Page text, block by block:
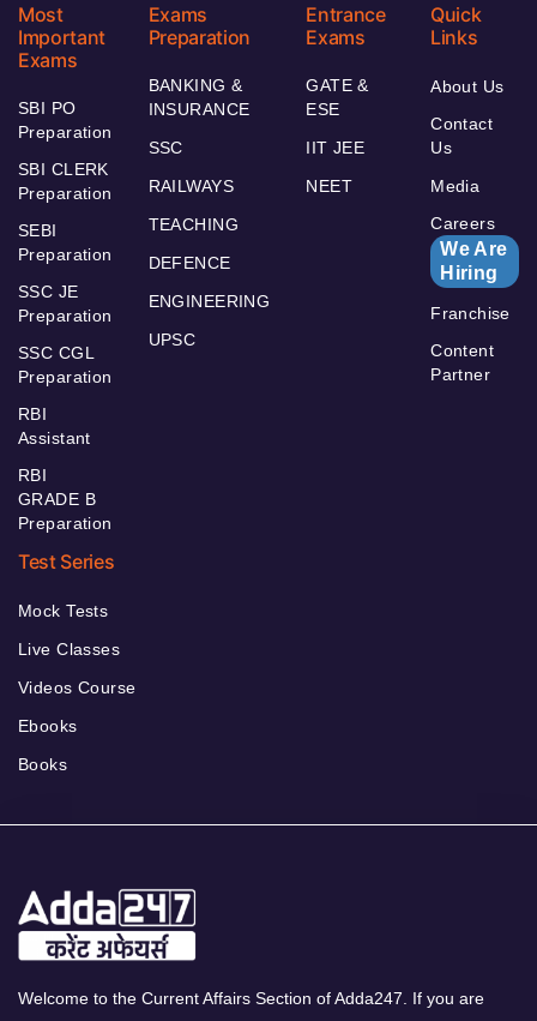
Most
Important
Exams
SBI PO
Preparation
SBI CLERK
Preparation
SEBI
Preparation
SSC JE
Preparation
SSC CGL
Preparation
RBI
Assistant
RBI
GRADE B
Preparation
Exams
Preparation
BANKING &
INSURANCE
SSC
RAILWAYS
TEACHING
DEFENCE
ENGINEERING
UPSC
Entrance
Exams
GATE &
ESE
IIT JEE
NEET
Quick
Links
About Us
Contact
Us
Media
Careers
We Are
Hiring
Franchise
Content
Partner
Test Series
Mock Tests
Live Classes
Videos Course
Ebooks
Books
Welcome to the Current Affairs Section of Adda247. If you are